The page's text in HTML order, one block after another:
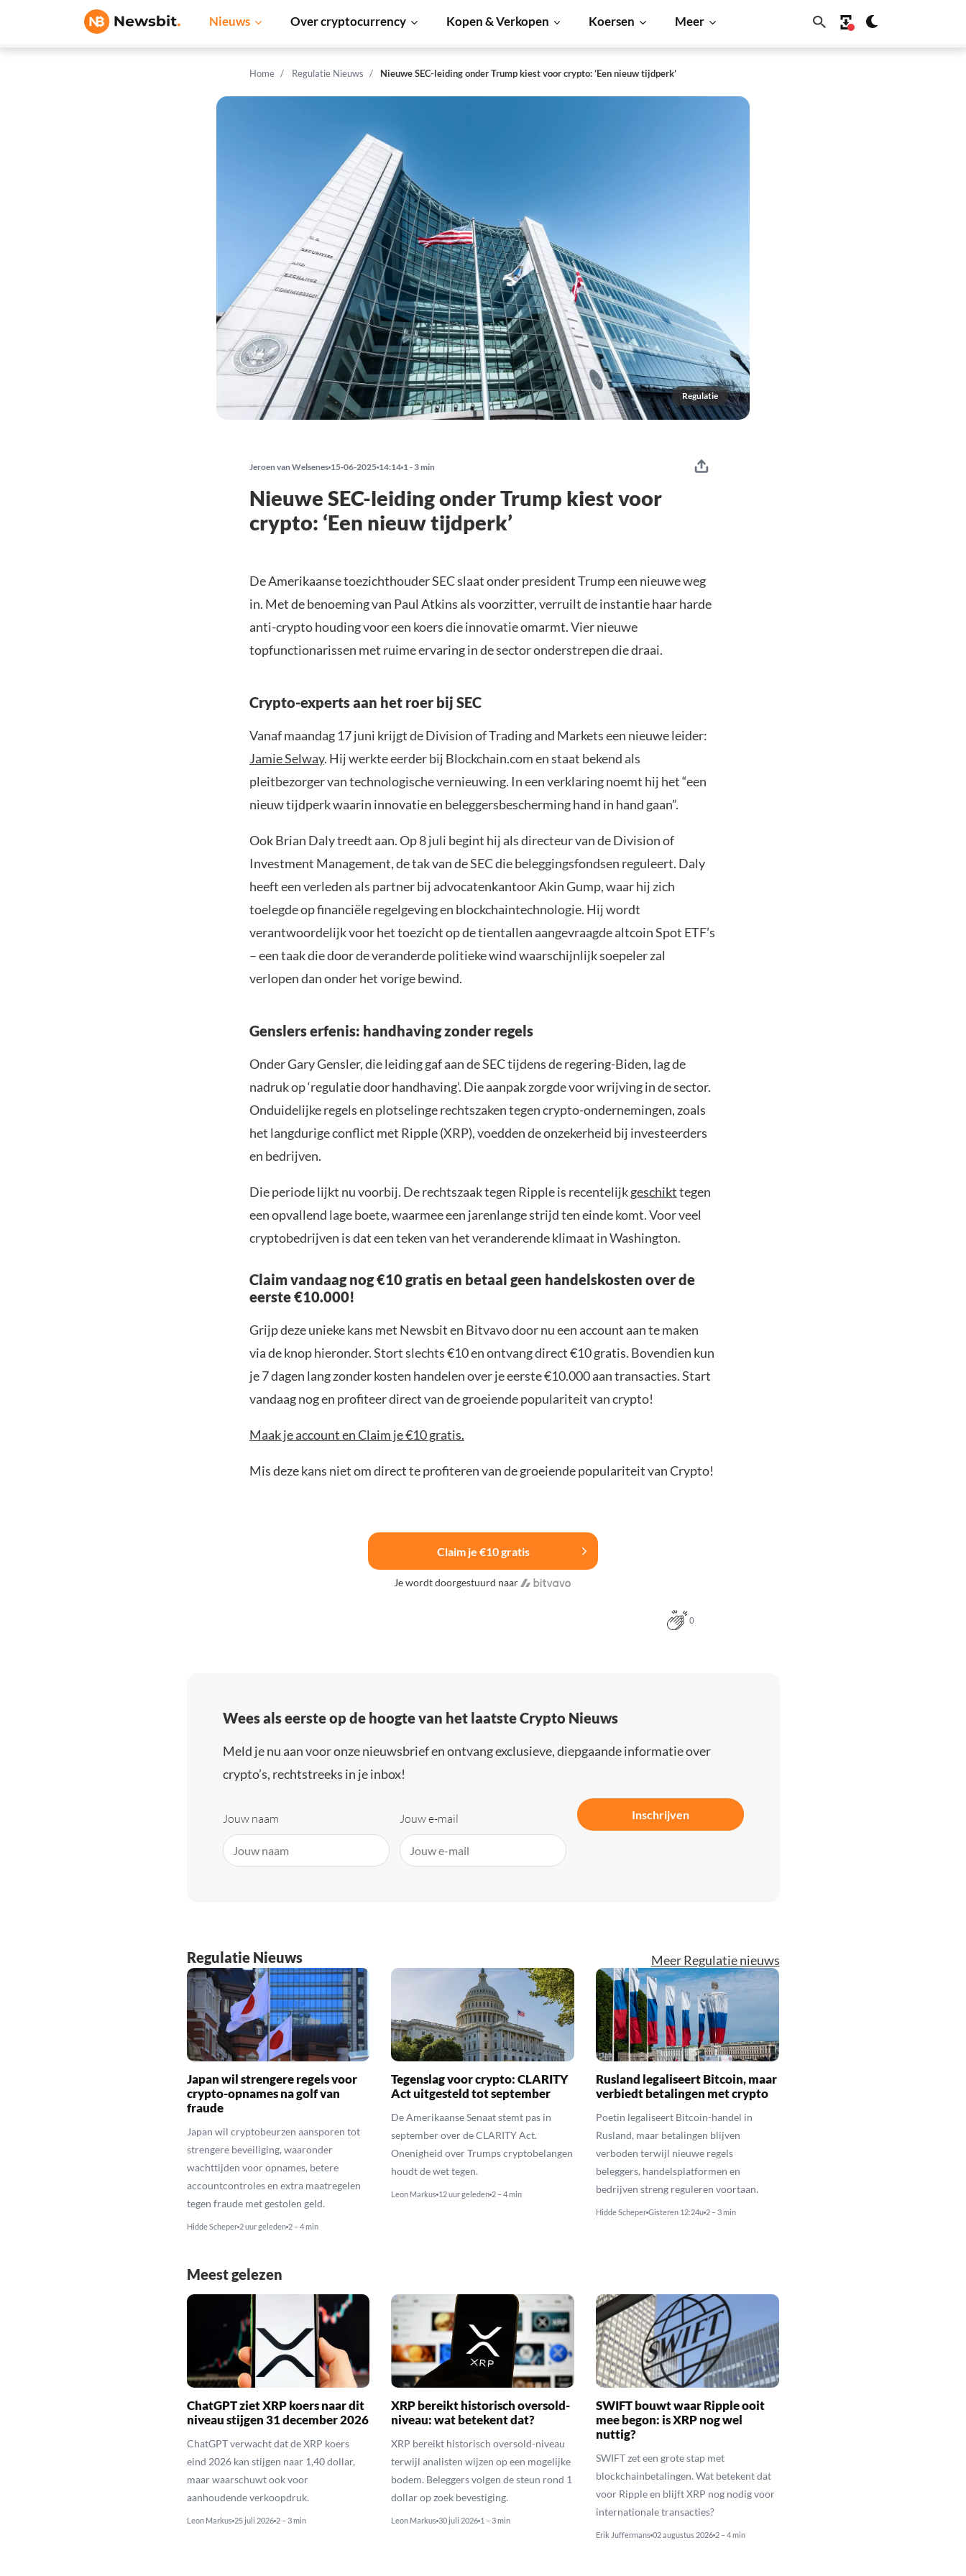
Nieuws Over cryptocurrency Kopen & Verkopen Koersen Meer
Home Regulatie Nieuws Nieuwe SEC-leiding onder Trump kiest voor crypto: ‘Een nieuw tijdperk’
Regulatie
Jeroen van Welsenes 15-06-2025 14:14 1 - 3 min
Nieuwe SEC-leiding onder Trump kiest voor
crypto: ‘Een nieuw tijdperk’
De Amerikaanse toezichthouder SEC slaat onder president Trump een nieuwe weg
in. Met de benoeming van Paul Atkins als voorzitter, verruilt de instantie haar harde
anti-crypto houding voor een koers die innovatie omarmt. Vier nieuwe
topfunctionarissen met ruime ervaring in de sector onderstrepen die draai.
Crypto-experts aan het roer bij SEC
Vanaf maandag 17 juni krijgt de Division of Trading and Markets een nieuwe leider:
Jamie Selway. Hij werkte eerder bij Blockchain.com en staat bekend als
pleitbezorger van technologische vernieuwing. In een verklaring noemt hij het “een
nieuw tijdperk waarin innovatie en beleggersbescherming hand in hand gaan”.
Ook Brian Daly treedt aan. Op 8 juli begint hij als directeur van de Division of
Investment Management, de tak van de SEC die beleggingsfondsen reguleert. Daly
heeft een verleden als partner bij advocatenkantoor Akin Gump, waar hij zich
toelegde op financiële regelgeving en blockchaintechnologie. Hij wordt
verantwoordelijk voor het toezicht op de tientallen aangevraagde altcoin Spot ETF’s
– een taak die door de veranderde politieke wind waarschijnlijk soepeler zal
verlopen dan onder het vorige bewind.
Genslers erfenis: handhaving zonder regels
Onder Gary Gensler, die leiding gaf aan de SEC tijdens de regering-Biden, lag de
nadruk op ‘regulatie door handhaving’. Die aanpak zorgde voor wrijving in de sector.
Onduidelijke regels en plotselinge rechtszaken tegen crypto-ondernemingen, zoals
het langdurige conflict met Ripple (XRP), voedden de onzekerheid bij investeerders
en bedrijven.
Die periode lijkt nu voorbij. De rechtszaak tegen Ripple is recentelijkgeschikttegen
een opvallend lage boete, waarmee een jarenlange strijd ten einde komt. Voor veel
cryptobedrijven is dat een teken van het veranderende klimaat in Washington.
Claim vandaag nog €10 gratis en betaal geen handelskosten over de
eerste €10.000!
Grijp deze unieke kans met Newsbit en Bitvavo door nu een account aan te maken
via de knop hieronder. Stort slechts €10 en ontvang direct €10 gratis. Bovendien kun
je 7 dagen lang zonder kosten handelen over je eerste €10.000 aan transacties. Start
vandaag nog en profiteer direct van de groeiende populariteit van crypto!
Maak je account en Claim je €10 gratis.
Mis deze kans niet om direct te profiteren van de groeiende populariteit van Crypto!
Claim je €10 gratis
Je wordt doorgestuurd naar
0
Wees als eerste op de hoogte van het laatste Crypto Nieuws
Meld je nu aan voor onze nieuwsbrief en ontvang exclusieve, diepgaande informatie over
crypto’s, rechtstreeks in je inbox!
Jouw naam Jouw e-mail Inschrijven
Regulatie Nieuws Meer Regulatie nieuws
Japan wil strengere regels voor
crypto-opnames na golf van
fraude
Japan wil cryptobeurzen aansporen tot
strengere beveiliging, waaronder
wachttijden voor opnames, betere
accountcontroles en extra maatregelen
tegen fraude met gestolen geld.
Hidde Scheper 2 uur geleden 2 – 4 min
Tegenslag voor crypto: CLARITY
Act uitgesteld tot september
De Amerikaanse Senaat stemt pas in
september over de CLARITY Act.
Onenigheid over Trumps cryptobelangen
houdt de wet tegen.
Leon Markus 12 uur geleden 2 – 4 min
Rusland legaliseert Bitcoin, maar
verbiedt betalingen met crypto
Poetin legaliseert Bitcoin-handel in
Rusland, maar betalingen blijven
verboden terwijl nieuwe regels
beleggers, handelsplatformen en
bedrijven streng reguleren voortaan.
Hidde Scheper Gisteren 12:24u 2 – 3 min
Meest gelezen
ChatGPT ziet XRP koers naar dit
niveau stijgen 31 december 2026
ChatGPT verwacht dat de XRP koers
eind 2026 kan stijgen naar 1,40 dollar,
maar waarschuwt ook voor
aanhoudende verkoopdruk.
Leon Markus 25 juli 2026 2 – 3 min
XRP bereikt historisch oversold-
niveau: wat betekent dat?
XRP bereikt historisch oversold-niveau
terwijl analisten wijzen op een mogelijke
bodem. Beleggers volgen de steun rond 1
dollar op zoek bevestiging.
Leon Markus 30 juli 2026 1 – 3 min
SWIFT bouwt waar Ripple ooit
mee begon: is XRP nog wel
nuttig?
SWIFT zet een grote stap met
blockchainbetalingen. Wat betekent dat
voor Ripple en blijft XRP nog nodig voor
internationale transacties?
Erik Juffermans 02 augustus 2026 2 – 4 min